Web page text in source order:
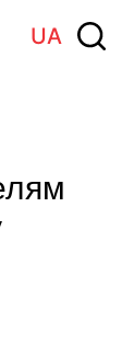
UA